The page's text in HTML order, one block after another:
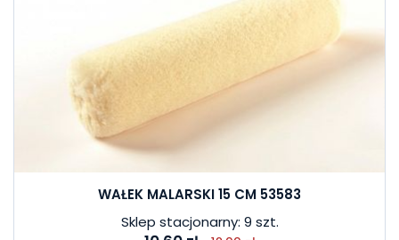
WAŁEK MALARSKI 15 CM 53583
Sklep stacjonarny: 9 szt.